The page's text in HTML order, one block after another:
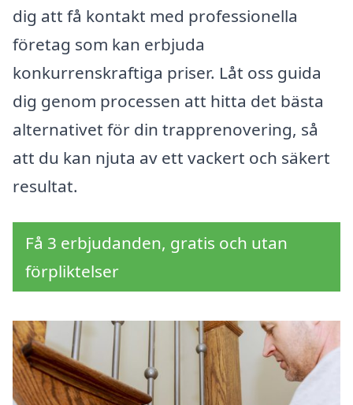
dig att få kontakt med professionella
företag som kan erbjuda
konkurrenskraftiga priser. Låt oss guida
dig genom processen att hitta det bästa
alternativet för din trapprenovering, så
att du kan njuta av ett vackert och säkert
resultat.
Få 3 erbjudanden, gratis och utan
förpliktelser